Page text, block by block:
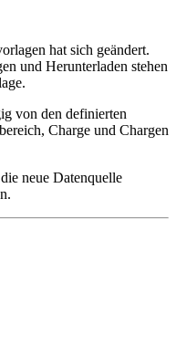
hat sich geändert.
und Herunterladen stehen
von den definierten
Charge und Chargen
neue Datenquelle